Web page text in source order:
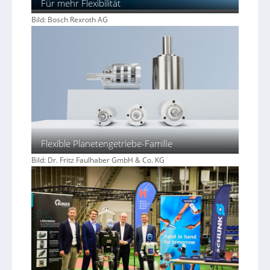
Für mehr Flexibilität
Bild: Bosch Rexroth AG
Flexible Planetengetriebe-Familie
Bild: Dr. Fritz Faulhaber GmbH & Co. KG